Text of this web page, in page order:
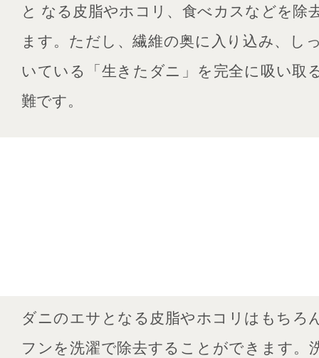
と なる皮脂やホコリ、食べカスなどを除
ます。ただし、繊維の奥に入り込み、し
いている「生きたダニ」を完全に吸い取
難です。
ダニのエサとなる皮脂やホコリはもちろ
フンを洗濯で除去することができます。